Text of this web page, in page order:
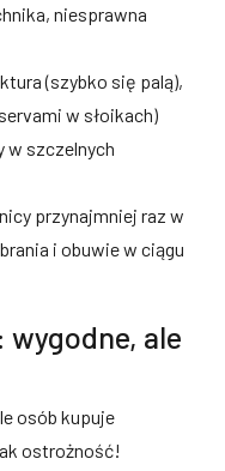
niesprawna
(szybko się palą),
w słoikach)
w szczelnych
przynajmniej raz w
i obuwie w ciągu
ale
osób kupuje
ostrożność!